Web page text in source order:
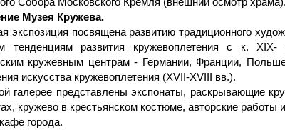
Музея Кружева.
экспозиция посвящена развитию традиционного
тенденциям развития кружевоплетения с к.
кружевным центрам - Германии, Франции,
искусства кружевоплетения (XVII-XVIII вв.).
галерее представлены экспонаты, раскрывающие
кружево в крестьянском костюме, авторские работы
города.